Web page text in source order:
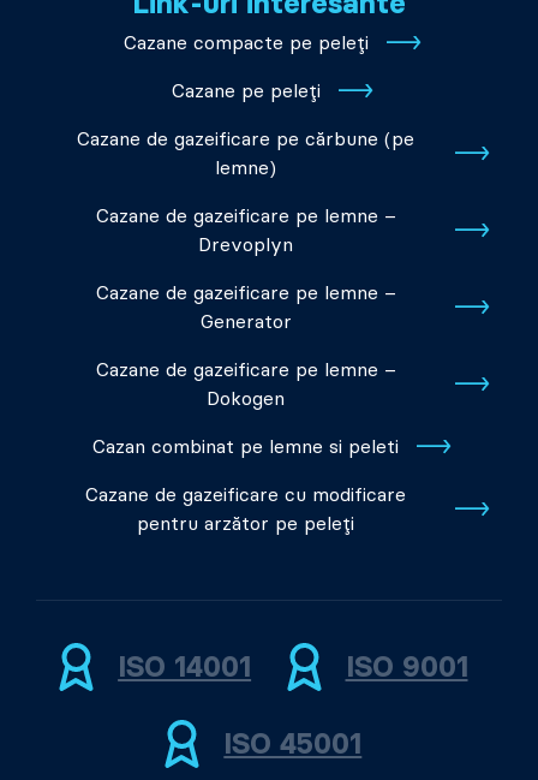
Cazane compacte pe peleți
Cazane pe peleți
Cazane de gazeificare pe cărbune (pe
lemne)
Cazane de gazeificare pe lemne –
Drevoplyn
Cazane de gazeificare pe lemne –
Generator
Cazane de gazeificare pe lemne –
Dokogen
Cazan combinat pe lemne si peleti
Cazane de gazeificare cu modificare
pentru arzător pe peleți
ISO 14001 ISO 9001
ISO 45001